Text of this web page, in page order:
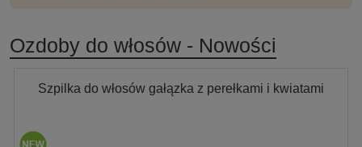
Ozdoby do włosów - Nowości
Szpilka do włosów gałązka z perełkami i kwiatami